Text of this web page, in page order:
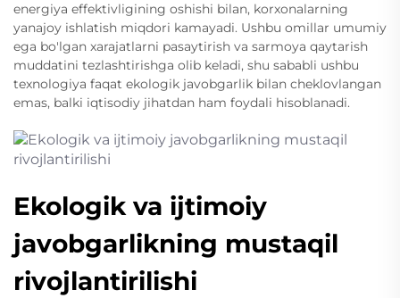
energiya effektivligining oshishi bilan, korxonalarning
yanajoy ishlatish miqdori kamayadi. Ushbu omillar umumiy
ega bo'lgan xarajatlarni pasaytirish va sarmoya qaytarish
muddatini tezlashtirishga olib keladi, shu sababli ushbu
texnologiya faqat ekologik javobgarlik bilan cheklovlangan
emas, balki iqtisodiy jihatdan ham foydali hisoblanadi.
Ekologik va ijtimoiy
javobgarlikning mustaqil
rivojlantirilishi